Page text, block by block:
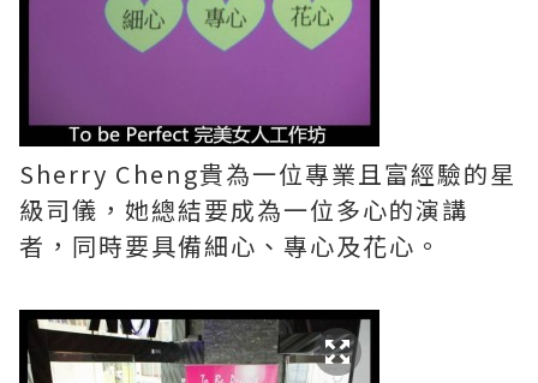
Sherry Cheng貴為一位專業且富經驗的星
級司儀，她總結要成為一位多心的演講
者，同時要具備細心、專心及花心。